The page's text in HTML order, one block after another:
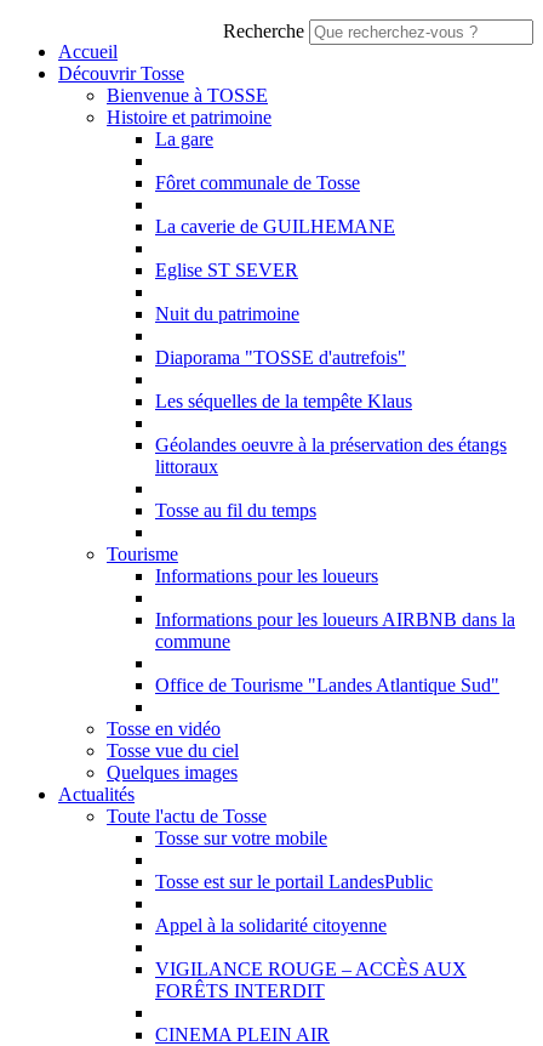
Recherche
Accueil
Découvrir Tosse
Bienvenue à TOSSE
Histoire et patrimoine
La gare
Fôret communale de Tosse
La caverie de GUILHEMANE
Eglise ST SEVER
Nuit du patrimoine
Diaporama "TOSSE d'autrefois"
Les séquelles de la tempête Klaus
Géolandes oeuvre à la préservation des étangs
littoraux
Tosse au fil du temps
Tourisme
Informations pour les loueurs
Informations pour les loueurs AIRBNB dans la
commune
Office de Tourisme "Landes Atlantique Sud"
Tosse en vidéo
Tosse vue du ciel
Quelques images
Actualités
Toute l'actu de Tosse
Tosse sur votre mobile
Tosse est sur le portail LandesPublic
Appel à la solidarité citoyenne
VIGILANCE ROUGE – ACCÈS AUX
FORÊTS INTERDIT
CINEMA PLEIN AIR